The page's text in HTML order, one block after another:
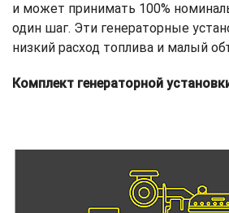
и может принимать 100%
один шаг. Эти генераторные
низкий расход топлива и малый
Комплект генераторной